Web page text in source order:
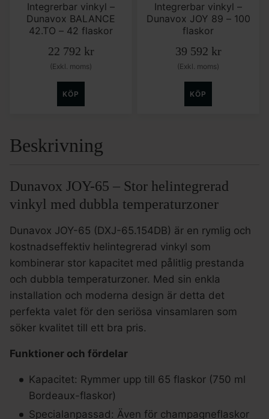
Integrerbar vinkyl –
Dunavox BALANCE
42.TO – 42 flaskor
22 792 kr
(Exkl. moms)
KÖP
Integrerbar vinkyl –
Dunavox JOY 89 – 100
flaskor
39 592 kr
(Exkl. moms)
KÖP
Beskrivning
Dunavox JOY-65 – Stor helintegrerad
vinkyl med dubbla temperaturzoner
Dunavox JOY-65 (DXJ-65.154DB) är en rymlig och
kostnadseffektiv helintegrerad vinkyl som
kombinerar stor kapacitet med pålitlig prestanda
och dubbla temperaturzoner. Med sin enkla
installation och moderna design är detta det
perfekta valet för den seriösa vinsamlaren som
söker kvalitet till ett bra pris.
Funktioner och fördelar
Kapacitet: Rymmer upp till 65 flaskor (750 ml
Bordeaux-flaskor)
Specialanpassad: Även för champagneflaskor